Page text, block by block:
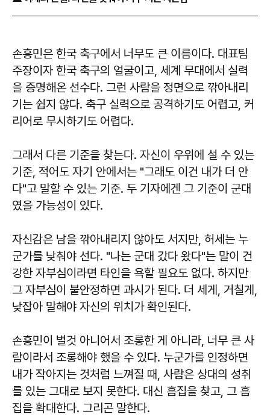
손흥민은 한국 축구에서 너무도 큰 이름이다. 대표팀
주장이자 한국 축구의 얼굴이고, 세계 무대에서 실력
을 증명해온 선수다. 그런 사람을 정면으로 깎아내리
기는 쉽지 않다. 축구 실력으로 공격하기도 어렵고, 커
리어로 무시하기도 어렵다.
그래서 다른 기준을 찾는다. 자신이 우위에 설 수 있는
기준, 적어도 자기 안에서는 "그래도 이건 내가 더 안
다"고 말할 수 있는 기준. 두 기자에겐 그 기준이 군대
였을 가능성이 있다.
자신감은 남을 깎아내리지 않아도 서지만, 허세는 누
군가를 낮춰야 선다. "나는 군대 갔다 왔다"는 말이 건
강한 자부심이라면 타인을 욕할 필요도 없다. 하지만
그 자부심이 불안정하면 과시가 된다. 더 세게, 거칠게,
낮잡아 말해야 자신의 위치가 확인된다.
손흥민이 별것 아니어서 조롱한 게 아니라, 너무 큰 사
람이라서 조롱해야 했을 수 있다. 누군가를 인정하면
내가 작아지는 것처럼 느껴질 때, 사람은 상대의 성취
를 있는 그대로 보지 못한다. 대신 흠집을 찾고, 그 흠
집을 확대한다. 그리곤 말한다.